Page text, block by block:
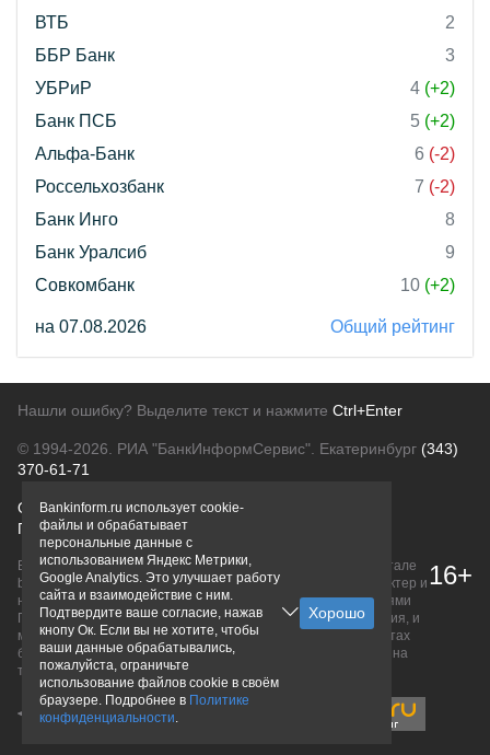
ВТБ
2
ББР Банк
3
УБРиР
4 (+2)
Банк ПСБ
5 (+2)
Альфа-Банк
6 (-2)
Россельхозбанк
7 (-2)
Банк Инго
8
Банк Уралсиб
9
Совкомбанк
10 (+2)
на 07.08.2026 Общий рейтинг
Нашли ошибку? Выделите текст и нажмите Ctrl+Enter
© 1994-2026. РИА "БанкИнформСервис". Екатеринбург (343)
370-61-71
О проектеПолитика конфиденциальности
Правовая информацияДля рекламодателей
Вся информация о продуктах банков, размещенная на портале
bankinform.ru, носит исключительно ознакомительный характер и
не является публичной офертой, определяемой положениями
ГК РФ. Информация не содержит точного и полного описания, и
может быть изменена. Конечные условия уточняйте на сайтах
банков или при личном обращении. Исключительное право на
товарные знаки принадлежит их правообладателям.
16+
Bankinform.ru использует cookie-
файлы и обрабатывает
персональные данные с
использованием Яндекс Метрики,
Google Analytics. Это улучшает работу
сайта и взаимодействие с ним.
Подтвердите ваше согласие, нажав
кнопу Ок. Если вы не хотите, чтобы
ваши данные обрабатывались,
пожалуйста, ограничьте
использование файлов cookie в своём
браузере. Подробнее в Политике
конфиденциальности.